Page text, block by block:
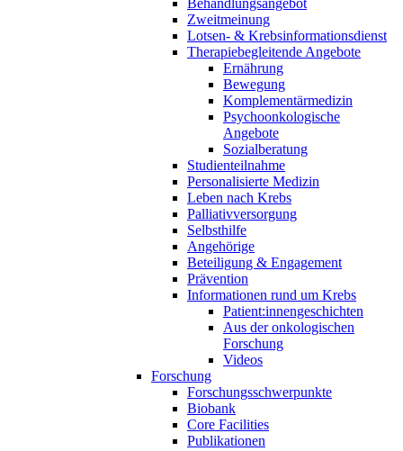
Behandlungsangebot
Zweitmeinung
Lotsen- & Krebsinformationsdienst
Therapiebegleitende Angebote
Ernährung
Bewegung
Komplementärmedizin
Psychoonkologische
Angebote
Sozialberatung
Studienteilnahme
Personalisierte Medizin
Leben nach Krebs
Palliativversorgung
Selbsthilfe
Angehörige
Beteiligung & Engagement
Prävention
Informationen rund um Krebs
Patient:innengeschichten
Aus der onkologischen
Forschung
Videos
Forschung
Forschungsschwerpunkte
Biobank
Core Facilities
Publikationen